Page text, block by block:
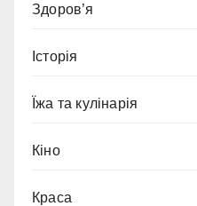
Здоров’я
Історія
Їжа та кулінарія
Кіно
Краса